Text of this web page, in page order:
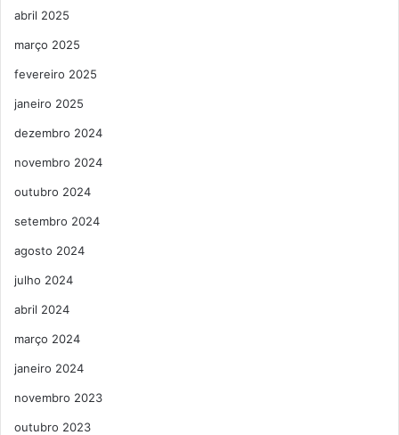
abril 2025
março 2025
fevereiro 2025
janeiro 2025
dezembro 2024
novembro 2024
outubro 2024
setembro 2024
agosto 2024
julho 2024
abril 2024
março 2024
janeiro 2024
novembro 2023
outubro 2023